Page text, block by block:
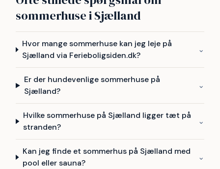
sommerhuse i Sjælland
Hvor mange sommerhuse kan jeg leje på
Sjælland via Ferieboligsiden.dk?
⌄
Er der hundevenlige sommerhuse på
Sjælland?
⌄
Hvilke sommerhuse på Sjælland ligger tæt på
stranden?
⌄
Kan jeg finde et sommerhus på Sjælland med
pool eller sauna?
⌄